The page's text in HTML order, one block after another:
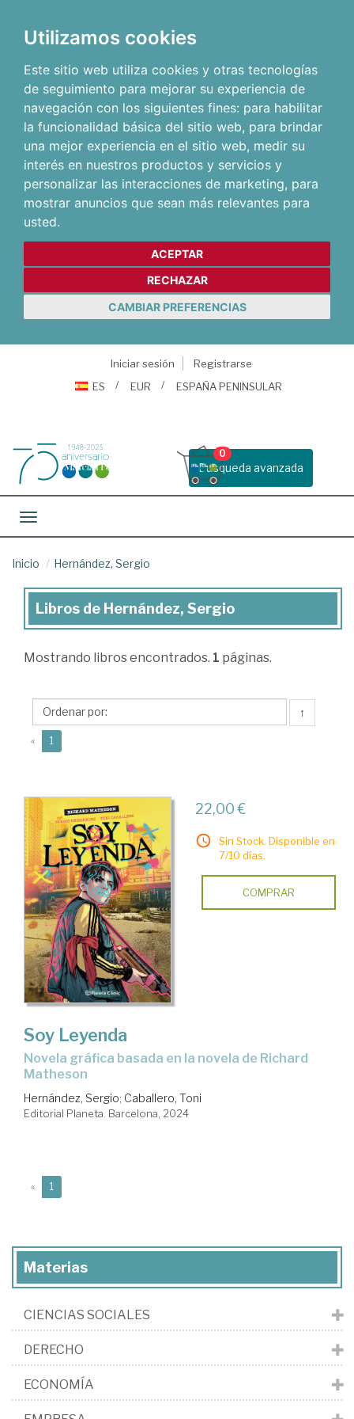
Utilizamos cookies
Este sitio web utiliza cookies y otras tecnologías
de seguimiento para mejorar su experiencia de
navegación con los siguientes fines: para habilitar
la funcionalidad básica del sitio web, para brindar
una mejor experiencia en el sitio web, medir su
interés en nuestros productos y servicios y
personalizar las interacciones de marketing, para
mostrar anuncios que sean más relevantes para
usted.
ACEPTAR
RECHAZAR
CAMBIAR PREFERENCIAS
Iniciar sesión
Registrarse
ES
EUR ESPAÑA PENINSULAR
Busqueda avanzada
0
Toggle navigation
Inicio Hernández, Sergio
Libros
Hernández,
Libros de Hernández, Sergio
Mostrando libros encontrados. 1 páginas.
↑
« 1
22,00 €
Sin Stock. Disponible en
7/10 días.
COMPRAR
Soy Leyenda
novela gráfica basada en la novela de Richard
Matheson
Hernández, Sergio; Caballero, Toni
Editorial Planeta. Barcelona, 2024
« 1
Materias
CIENCIAS SOCIALES
DERECHO
ECONOMÍA